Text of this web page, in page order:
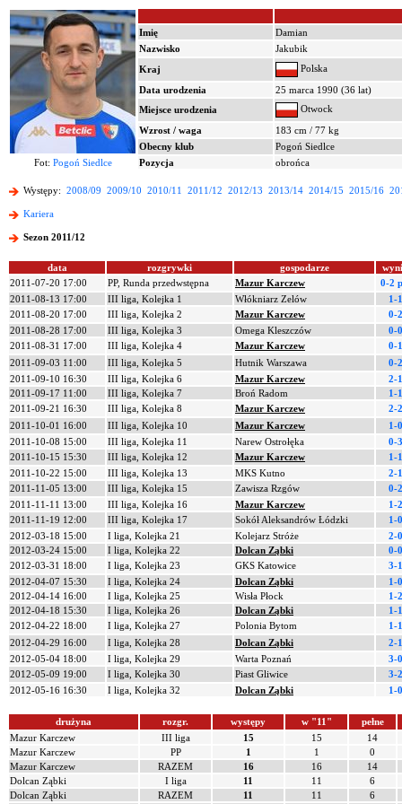
Imię
Damian
Nazwisko
Jakubik
Kraj
Polska
Data urodzenia
25 marca 1990 (36 lat)
Miejsce urodzenia
Otwock
Wzrost / waga
183 cm / 77 kg
Obecny klub
Pogoń Siedlce
Fot: Pogoń Siedlce Pozycja obrońca
Występy: 2008/09 2009/10 2010/11 2011/12 2012/13 2013/14 2014/15 2015/16
Kariera
Sezon 2011/12
data rozgrywki gospodarze
2011-07-20 17:00
PP, Runda przedwstępna Mazur Karczew
0-2
2011-08-13 17:00
III liga, Kolejka 1 Włókniarz Zelów
1-1
2011-08-20 17:00
III liga, Kolejka 2 Mazur Karczew
0-2
2011-08-28 17:00
III liga, Kolejka 3 Omega Kleszczów
0-0
2011-08-31 17:00
III liga, Kolejka 4 Mazur Karczew
0-1
2011-09-03 11:00
III liga, Kolejka 5 Hutnik Warszawa
0-2
2011-09-10 16:30
III liga, Kolejka 6 Mazur Karczew
2-1
2011-09-17 11:00
III liga, Kolejka 7 Broń Radom
1-1
2011-09-21 16:30
III liga, Kolejka 8 Mazur Karczew
2-2
2011-10-01 16:00
III liga, Kolejka 10 Mazur Karczew
1-0
2011-10-08 15:00
III liga, Kolejka 11 Narew Ostrołęka
0-3
2011-10-15 15:30
III liga, Kolejka 12 Mazur Karczew
1-1
2011-10-22 15:00
III liga, Kolejka 13 MKS Kutno
2-1
2011-11-05 13:00
III liga, Kolejka 15 Zawisza Rzgów
0-2
2011-11-11 13:00
III liga, Kolejka 16 Mazur Karczew
1-2
2011-11-19 12:00
III liga, Kolejka 17 Sokół Aleksandrów Łódzki
1-0
2012-03-18 15:00
I liga, Kolejka 21 Kolejarz Stróże
2-0
2012-03-24 15:00
I liga, Kolejka 22 Dolcan Ząbki
0-0
2012-03-31 18:00
I liga, Kolejka 23 GKS Katowice
3-1
2012-04-07 15:30
I liga, Kolejka 24 Dolcan Ząbki
1-0
2012-04-14 16:00
I liga, Kolejka 25 Wisła Płock
1-2
2012-04-18 15:30
I liga, Kolejka 26 Dolcan Ząbki
1-1
2012-04-22 18:00
I liga, Kolejka 27 Polonia Bytom
1-1
2012-04-29 16:00
I liga, Kolejka 28 Dolcan Ząbki
2-1
2012-05-04 18:00
I liga, Kolejka 29 Warta Poznań
3-0
2012-05-09 19:00
I liga, Kolejka 30 Piast Gliwice
3-2
2012-05-16 16:30
I liga, Kolejka 32 Dolcan Ząbki 1-0
drużyna rozgr. występy w "11"
pełne
Mazur Karczew
III liga 15 15
14
Mazur Karczew
PP 1 1
0
Mazur Karczew
RAZEM 16 16
14
Dolcan Ząbki
I liga 11 11
6
Dolcan Ząbki
RAZEM 11 11
6